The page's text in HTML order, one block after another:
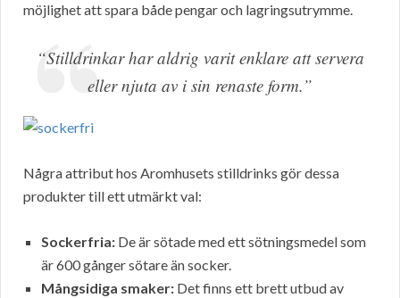
möjlighet att spara både pengar och lagringsutrymme.
“Stilldrinkar har aldrig varit enklare att servera
eller njuta av i sin renaste form.”
Några attribut hos Aromhusets stilldrinks gör dessa
produkter till ett utmärkt val:
Sockerfria: De är sötade med ett sötningsmedel som
är 600 gånger sötare än socker.
Mångsidiga smaker: Det finns ett brett utbud av